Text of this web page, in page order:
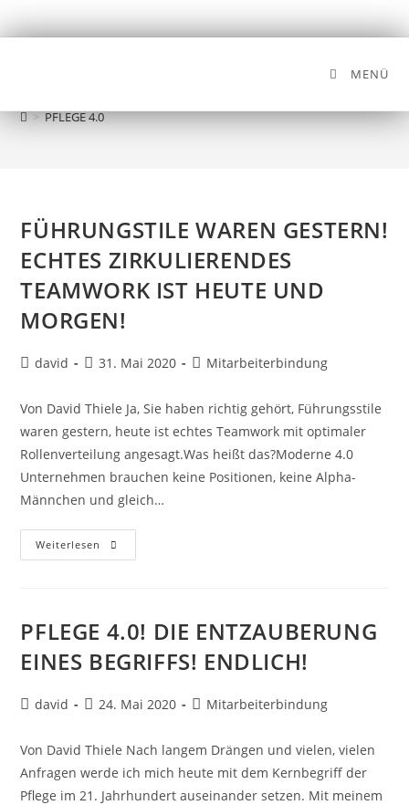
MENÜ
> PFLEGE 4.0
FÜHRUNGSTILE WAREN GESTERN!
ECHTES ZIRKULIERENDES
TEAMWORK IST HEUTE UND
MORGEN!
david 31. Mai 2020 Mitarbeiterbindung
Von David Thiele Ja, Sie haben richtig gehört, Führungsstile
waren gestern, heute ist echtes Teamwork mit optimaler
Rollenverteilung angesagt.Was heißt das?Moderne 4.0
Unternehmen brauchen keine Positionen, keine Alpha-
Männchen und gleich…
Weiterlesen
PFLEGE 4.0! DIE ENTZAUBERUNG
EINES BEGRIFFS! ENDLICH!
david 24. Mai 2020 Mitarbeiterbindung
Von David Thiele Nach langem Drängen und vielen, vielen
Anfragen werde ich mich heute mit dem Kernbegriff der
Pflege im 21. Jahrhundert auseinander setzen. Mit meinem